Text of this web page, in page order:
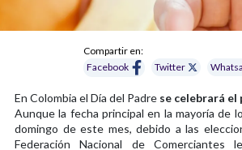
Compartir en:
Facebook
Twitter
En Colombia el Día del Padre se celebrará el
Aunque la fecha principal en la mayoría de
domingo de este mes, debido a las
Federación Nacional de Comerciantes